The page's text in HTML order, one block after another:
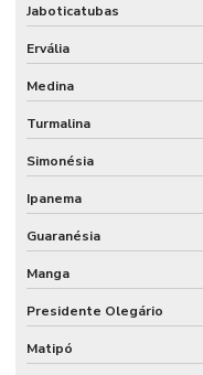
Jaboticatubas
Ervália
Medina
Turmalina
Simonésia
Ipanema
Guaranésia
Manga
Presidente Olegário
Matipó